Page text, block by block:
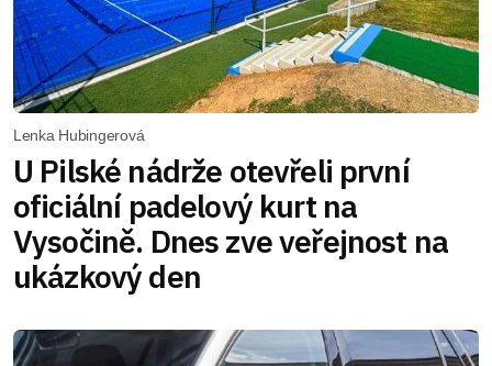
Lenka Hubingerová
U Pilské nádrže otevřeli první
oficiální padelový kurt na
Vysočině. Dnes zve veřejnost na
ukázkový den